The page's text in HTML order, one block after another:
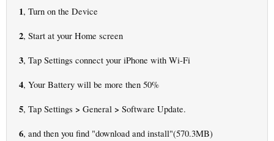
1, Turn on the Device
2, Start at your Home screen
3, Tap Settings connect your iPhone with Wi-Fi
4, Your Battery will be more then 50%
5, Tap Settings > General > Software Update.
6, and then you find "download and install"(570.3MB)